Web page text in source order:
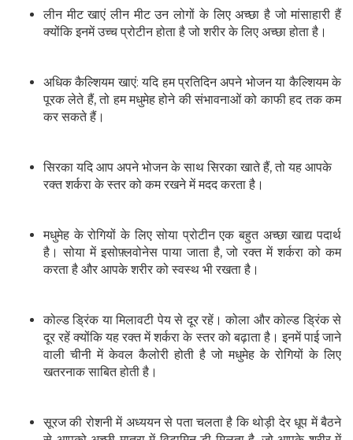
लीन मीट खाएं लीन मीट उन लोगों के लिए अच्छा है जो मांसाहारी हैं
क्योंकि इनमें उच्च प्रोटीन होता है जो शरीर के लिए अच्छा होता है।
अधिक कैल्शियम खाएं: यदि हम प्रतिदिन अपने भोजन या कैल्शियम के
पूरक लेते हैं, तो हम मधुमेह होने की संभावनाओं को काफी हद तक कम
कर सकते हैं।
सिरका यदि आप अपने भोजन के साथ सिरका खाते हैं, तो यह आपके
रक्त शर्करा के स्तर को कम रखने में मदद करता है।
मधुमेह के रोगियों के लिए सोया प्रोटीन एक बहुत अच्छा खाद्य पदार्थ
है। सोया में इसोफ़्लवोनेस पाया जाता है, जो रक्त में शर्करा को कम
करता है और आपके शरीर को स्वस्थ भी रखता है।
कोल्ड ड्रिंक या मिलावटी पेय से दूर रहें। कोला और कोल्ड ड्रिंक से
दूर रहें क्योंकि यह रक्त में शर्करा के स्तर को बढ़ाता है। इनमें पाई जाने
वाली चीनी में केवल कैलोरी होती है जो मधुमेह के रोगियों के लिए
खतरनाक साबित होती है।
सूरज की रोशनी में अध्ययन से पता चलता है कि थोड़ी देर धूप में बैठने